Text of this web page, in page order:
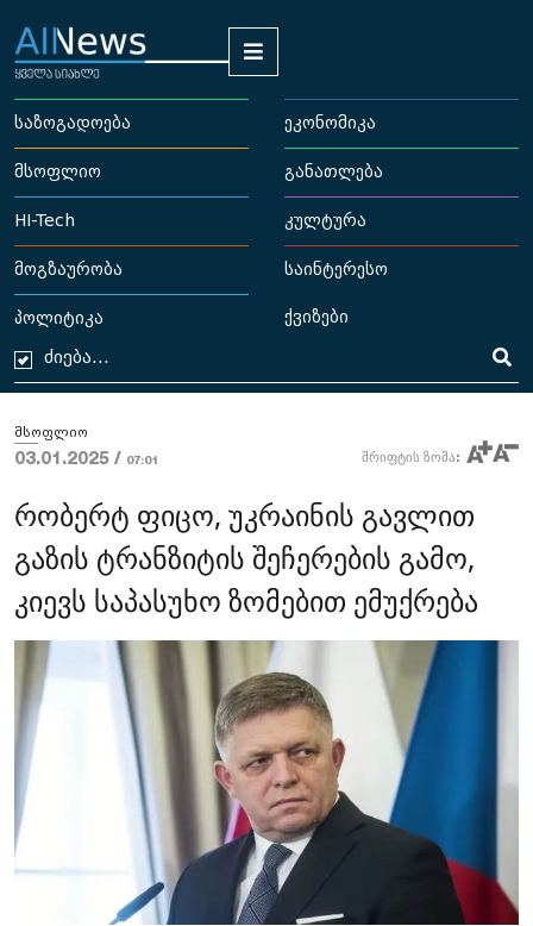
საზოგადოება ეკონომიკა
მსოფლიო განათლება
HI-Tech კულტურა
მოგზაურობა საინტერესო
პოლიტიკა ქვიზები
მსოფლიო
03.01.2025 / 07:01 შრიფტის ზომა:
რობერტ ფიცო, უკრაინის გავლით
გაზის ტრანზიტის შეჩერების გამო,
კიევს საპასუხო ზომებით ემუქრება